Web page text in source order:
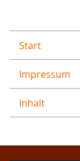
Start
Impressum
Inhalt